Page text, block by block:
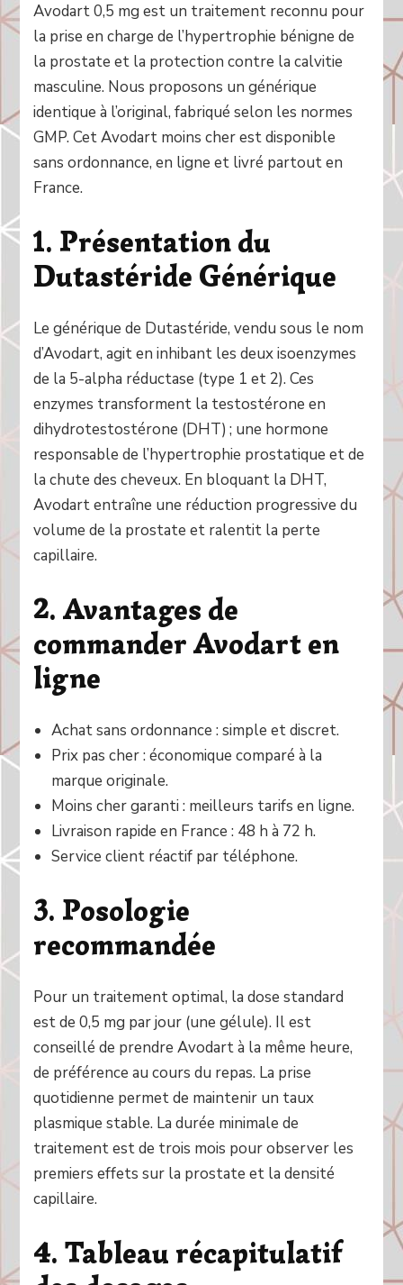
Avodart 0,5 mg est un traitement reconnu pour
la prise en charge de l’hypertrophie bénigne de
la prostate et la protection contre la calvitie
masculine. Nous proposons un générique
identique à l’original, fabriqué selon les normes
GMP. Cet Avodart moins cher est disponible
sans ordonnance, en ligne et livré partout en
France.
1. Présentation du
Dutastéride Générique
Le générique de Dutastéride, vendu sous le nom
d’Avodart, agit en inhibant les deux isoenzymes
de la 5-alpha réductase (type 1 et 2). Ces
enzymes transforment la testostérone en
dihydrotestostérone (DHT) ; une hormone
responsable de l’hypertrophie prostatique et de
la chute des cheveux. En bloquant la DHT,
Avodart entraîne une réduction progressive du
volume de la prostate et ralentit la perte
capillaire.
2. Avantages de
commander Avodart en
ligne
Achat sans ordonnance : simple et discret.
Prix pas cher : économique comparé à la
marque originale.
Moins cher garanti : meilleurs tarifs en ligne.
Livraison rapide en France : 48 h à 72 h.
Service client réactif par téléphone.
3. Posologie
recommandée
Pour un traitement optimal, la dose standard
est de 0,5 mg par jour (une gélule). Il est
conseillé de prendre Avodart à la même heure,
de préférence au cours du repas. La prise
quotidienne permet de maintenir un taux
plasmique stable. La durée minimale de
traitement est de trois mois pour observer les
premiers effets sur la prostate et la densité
capillaire.
4. Tableau récapitulatif